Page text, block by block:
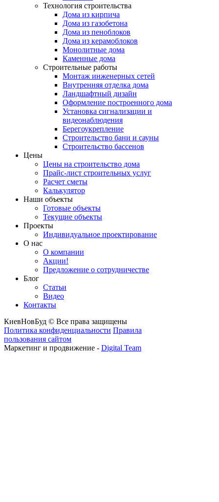
Технология строительства
Дома из кирпича
Дома из газобетона
Дома из пеноблоков
Дома из керамоблоков
Монолитные дома
Каменные дома
Строительные работы
Монтаж инженерных сетей
Внутренняя отделка дома
Ландшафтный дизайн
Оформление построенного дома
Установка сигнализации и
видеонаблюдения
Берегоукрепление
Строительство бани и сауны
Строительство бассенов
Цены
Цены на строительство дома
Прайс-лист строительных услуг
Расчет сметы
Калькулятор
Наши объекты
Готовые объекты
Текущие объекты
Проекты
Индивидуальное проектирование
О нас
О компании
Акции!
Предложение о сотрудничестве
Блог
Статьи
Видео
Контакты
КиевНовБуд © Все права защищены
Политика конфиденциальности Правила
пользования сайтом
Маркетинг и продвижение - Digital Team